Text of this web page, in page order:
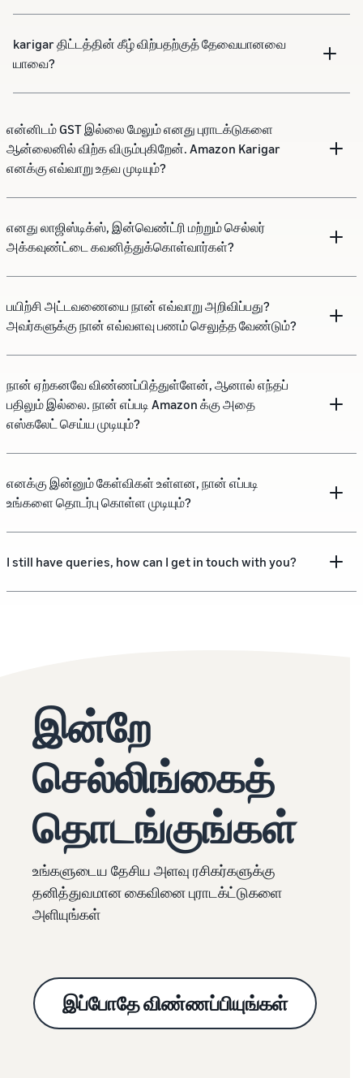
karigar திட்டத்தின் கீழ் விற்பதற்குத் தேவையானவை
யாவை?
என்னிடம் GST இல்லை மேலும் எனது புராடக்டுகளை
ஆன்லைனில் விற்க விரும்புகிறேன். Amazon Karigar
எனக்கு எவ்வாறு உதவ முடியும்?
எனது லாஜிஸ்டிக்ஸ், இன்வெண்ட்ரி மற்றும் செல்லர்
அக்கவுண்ட்டை கவனித்துக்கொள்வார்கள்?
பயிற்சி அட்டவணையை நான் எவ்வாறு அறிவிப்பது?
அவர்களுக்கு நான் எவ்வளவு பணம் செலுத்த வேண்டும்?
நான் ஏற்கனவே விண்ணப்பித்துள்ளேன், ஆனால் எந்தப்
பதிலும் இல்லை. நான் எப்படி Amazon க்கு அதை
எஸ்கலேட் செய்ய முடியும்?
எனக்கு இன்னும் கேள்விகள் உள்ளன, நான் எப்படி
உங்களை தொடர்பு கொள்ள முடியும்?
I still have queries, how can I get in touch with you?
இன்றே
செல்லிங்கைத்
தொடங்குங்கள்
உங்களுடைய தேசிய அளவு ரசிகர்களுக்கு
தனித்துவமான கைவினை புராடக்ட்டுகளை
அளியுங்கள்
இப்போதே விண்ணப்பியுங்கள்